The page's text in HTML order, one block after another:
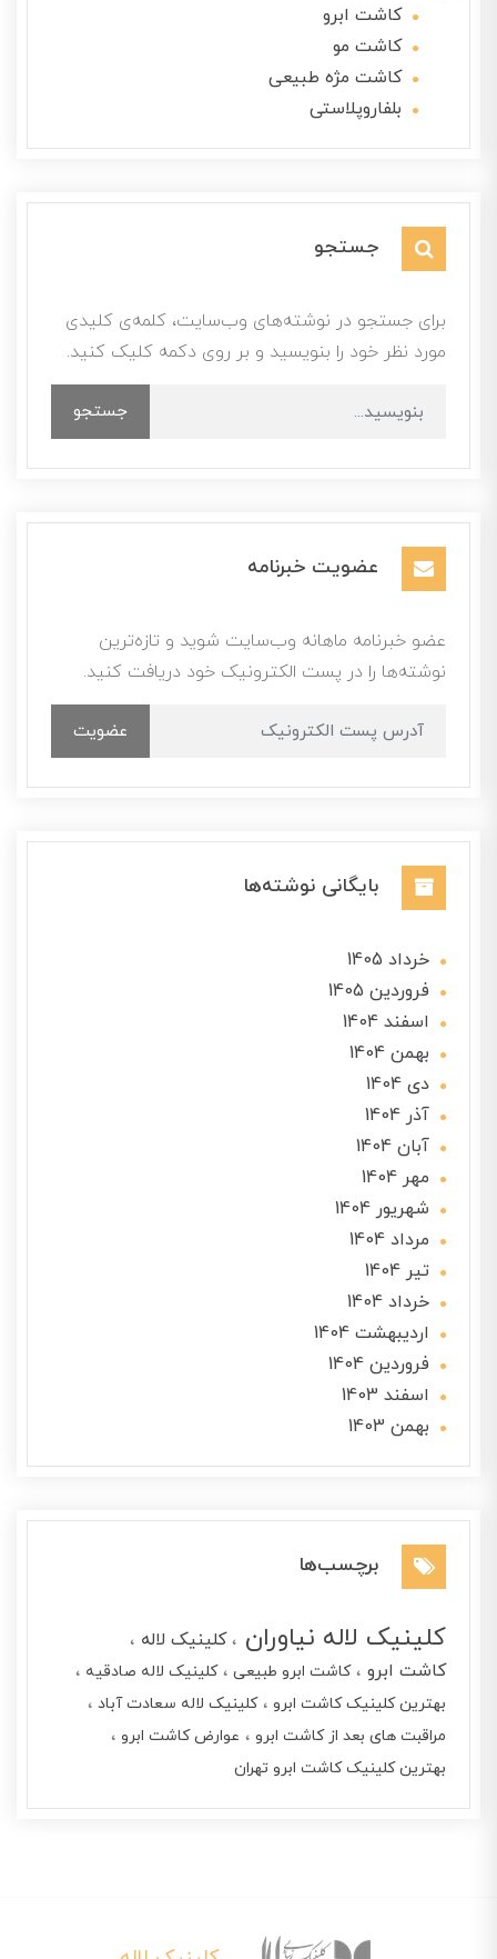
کاشت ابرو
کاشت مو
کاشت مژه طبیعی
بلفاروپلاستی
جستجو
برای جستجو در نوشته‌های وب‌سایت، کلمه‌ی کلیدی
مورد نظر خود را بنویسید و بر روی دکمه کلیک کنید.
جستجو
عضویت خبرنامه
عضو خبرنامه ماهانه وب‌سایت شوید و تازه‌ترین
نوشته‌ها را در پست الکترونیک خود دریافت کنید.
عضویت
بایگانی نوشته‌ها
خرداد 1405
فروردین 1405
اسفند 1404
بهمن 1404
دی 1404
آذر 1404
آبان 1404
مهر 1404
شهریور 1404
مرداد 1404
تير 1404
خرداد 1404
ارديبهشت 1404
فروردین 1404
اسفند 1403
بهمن 1403
برچسب‌ها
کلینیک لاله نیاوران
کلینیک لاله
کاشت ابرو
کاشت ابرو طبیعی
کلینیک لاله صادقیه
بهترین کلینیک کاشت ابرو
کلینیک لاله سعادت آباد
مراقبت های بعد از کاشت ابرو
عوارض کاشت ابرو
بهترین کلینیک کاشت ابرو تهران